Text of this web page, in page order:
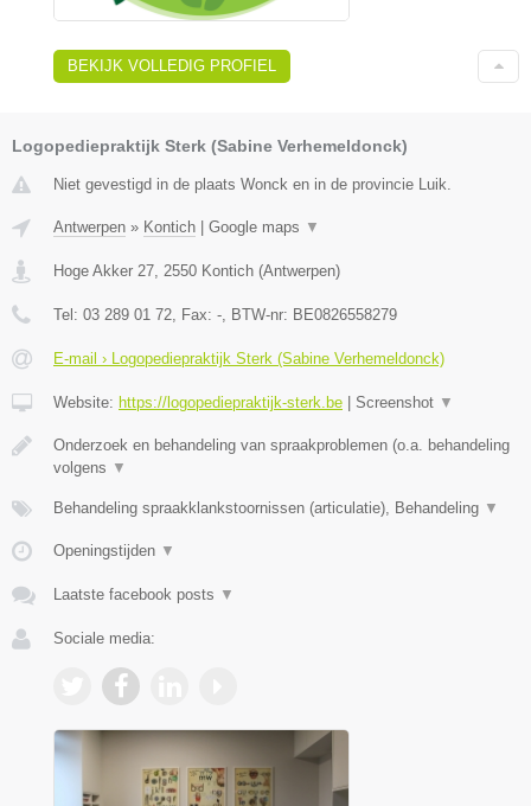
BEKIJK VOLLEDIG PROFIEL
Logopediepraktijk Sterk (Sabine Verhemeldonck)
Niet gevestigd in de plaats Wonck en in de provincie Luik.
Antwerpen » Kontich Google maps ▼
Hoge Akker 27, 2550 Kontich (Antwerpen)
Tel: 03 289 01 72, Fax: -, BTW-nr: BE0826558279
E-mail › Logopediepraktijk Sterk (Sabine Verhemeldonck)
Website: https://logopediepraktijk-sterk.be Screenshot ▼
Onderzoek en behandeling van spraakproblemen (o.a. behandeling
volgens ▼
Behandeling spraakklankstoornissen (articulatie), Behandeling ▼
Openingstijden ▼
Laatste facebook posts ▼
Sociale media: